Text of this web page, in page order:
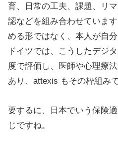
育、日常の工夫、課題、リ
認などを組み合わせていま
める形ではなく、本人が自
ドイツでは、こうしたデジ
度で評価し、医師や心理療
あり、attexis もその枠組み
要するに、日本でいう保険
じですね。